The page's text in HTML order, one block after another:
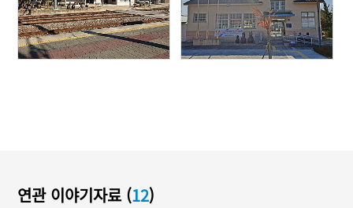
연관 이야기자료 (12)